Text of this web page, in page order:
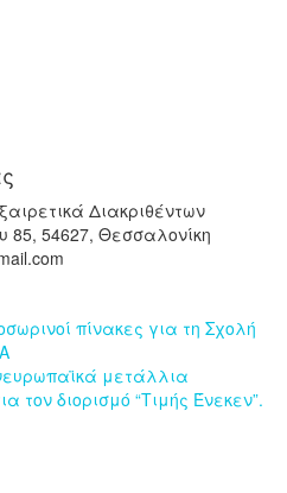
Διακριθέντων
85, 54627, Θεσσαλονίκη
πίνακες για τη Σχολή
μετάλλια
τον διορισμό “Τιμής Ένεκεν”.